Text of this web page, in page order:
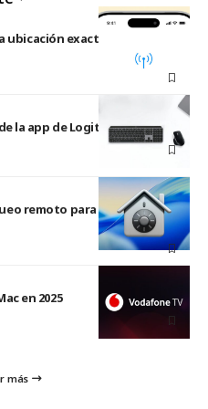
exacta para redes
la app de Logitech para Mac
remoto para FileVault
en 2025
más